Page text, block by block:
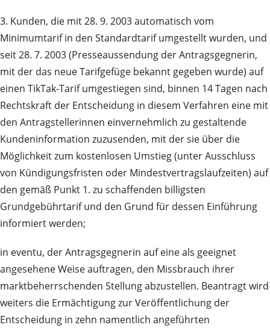
3. Kunden, die mit 28. 9. 2003 automatisch vom
Minimumtarif in den Standardtarif umgestellt wurden, und
seit 28. 7. 2003 (Presseaussendung der Antragsgegnerin,
mit der das neue Tarifgefüge bekannt gegeben wurde) auf
einen TikTak-Tarif umgestiegen sind, binnen 14 Tagen nach
Rechtskraft der Entscheidung in diesem Verfahren eine mit
den Antragstellerinnen einvernehmlich zu gestaltende
Kundeninformation zuzusenden, mit der sie über die
Möglichkeit zum kostenlosen Umstieg (unter Ausschluss
von Kündigungsfristen oder Mindestvertragslaufzeiten) auf
den gemäß Punkt 1. zu schaffenden billigsten
Grundgebührtarif und den Grund für dessen Einführung
informiert werden;
in eventu, der Antragsgegnerin auf eine als geeignet
angesehene Weise auftragen, den Missbrauch ihrer
marktbeherrschenden Stellung abzustellen. Beantragt wird
weiters die Ermächtigung zur Veröffentlichung der
Entscheidung in zehn namentlich angeführten